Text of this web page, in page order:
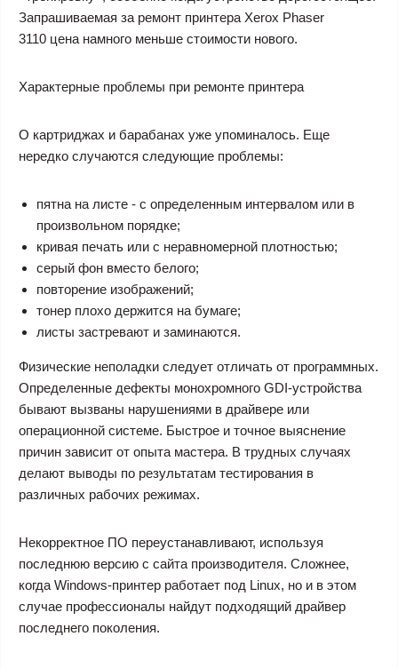
Запрашиваемая за ремонт принтера Xerox Phaser
3110 цена намного меньше стоимости нового.
Характерные проблемы при ремонте принтера
О картриджах и барабанах уже упоминалось. Еще
нередко случаются следующие проблемы:
пятна на листе - с определенным интервалом или в
произвольном порядке;
кривая печать или с неравномерной плотностью;
серый фон вместо белого;
повторение изображений;
тонер плохо держится на бумаге;
листы застревают и заминаются.
Физические неполадки следует отличать от программных.
Определенные дефекты монохромного GDI-устройства
бывают вызваны нарушениями в драйвере или
операционной системе. Быстрое и точное выяснение
причин зависит от опыта мастера. В трудных случаях
делают выводы по результатам тестирования в
различных рабочих режимах.
Некорректное ПО переустанавливают, используя
последнюю версию с сайта производителя. Сложнее,
когда Windows-принтер работает под Linux, но и в этом
случае профессионалы найдут подходящий драйвер
последнего поколения.